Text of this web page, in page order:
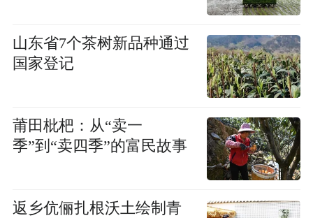
山东省7个茶树新品种通过
国家登记
莆田枇杷：从“卖一
季”到“卖四季”的富民故事
返乡伉俪扎根沃土绘制青